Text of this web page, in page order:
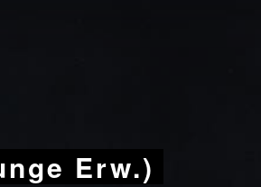
Erw.)